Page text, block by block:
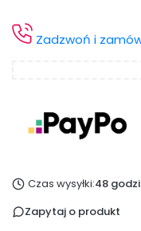
Zadzwoń i
Czas wysyłki:48
Zapytaj o produkt